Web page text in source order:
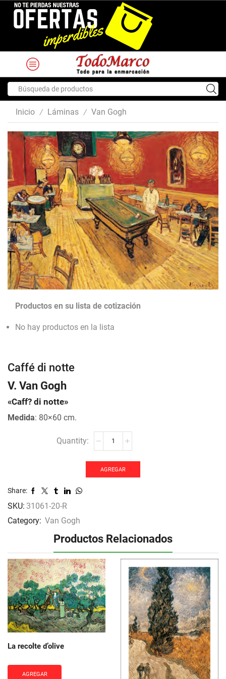
input
Inicio / Láminas / Van Gogh
Productos en su lista de cotización
No hay productos en la lista
Caffé di notte
V. Van Gogh
«Caff? di notte»
Medida: 80×60 cm.
Caffé
cantidad
AGREGAR
Share:
SKU: 31061-20-R
Category: Van Gogh
Productos Relacionados
La recolte d’olive
AGREGAR